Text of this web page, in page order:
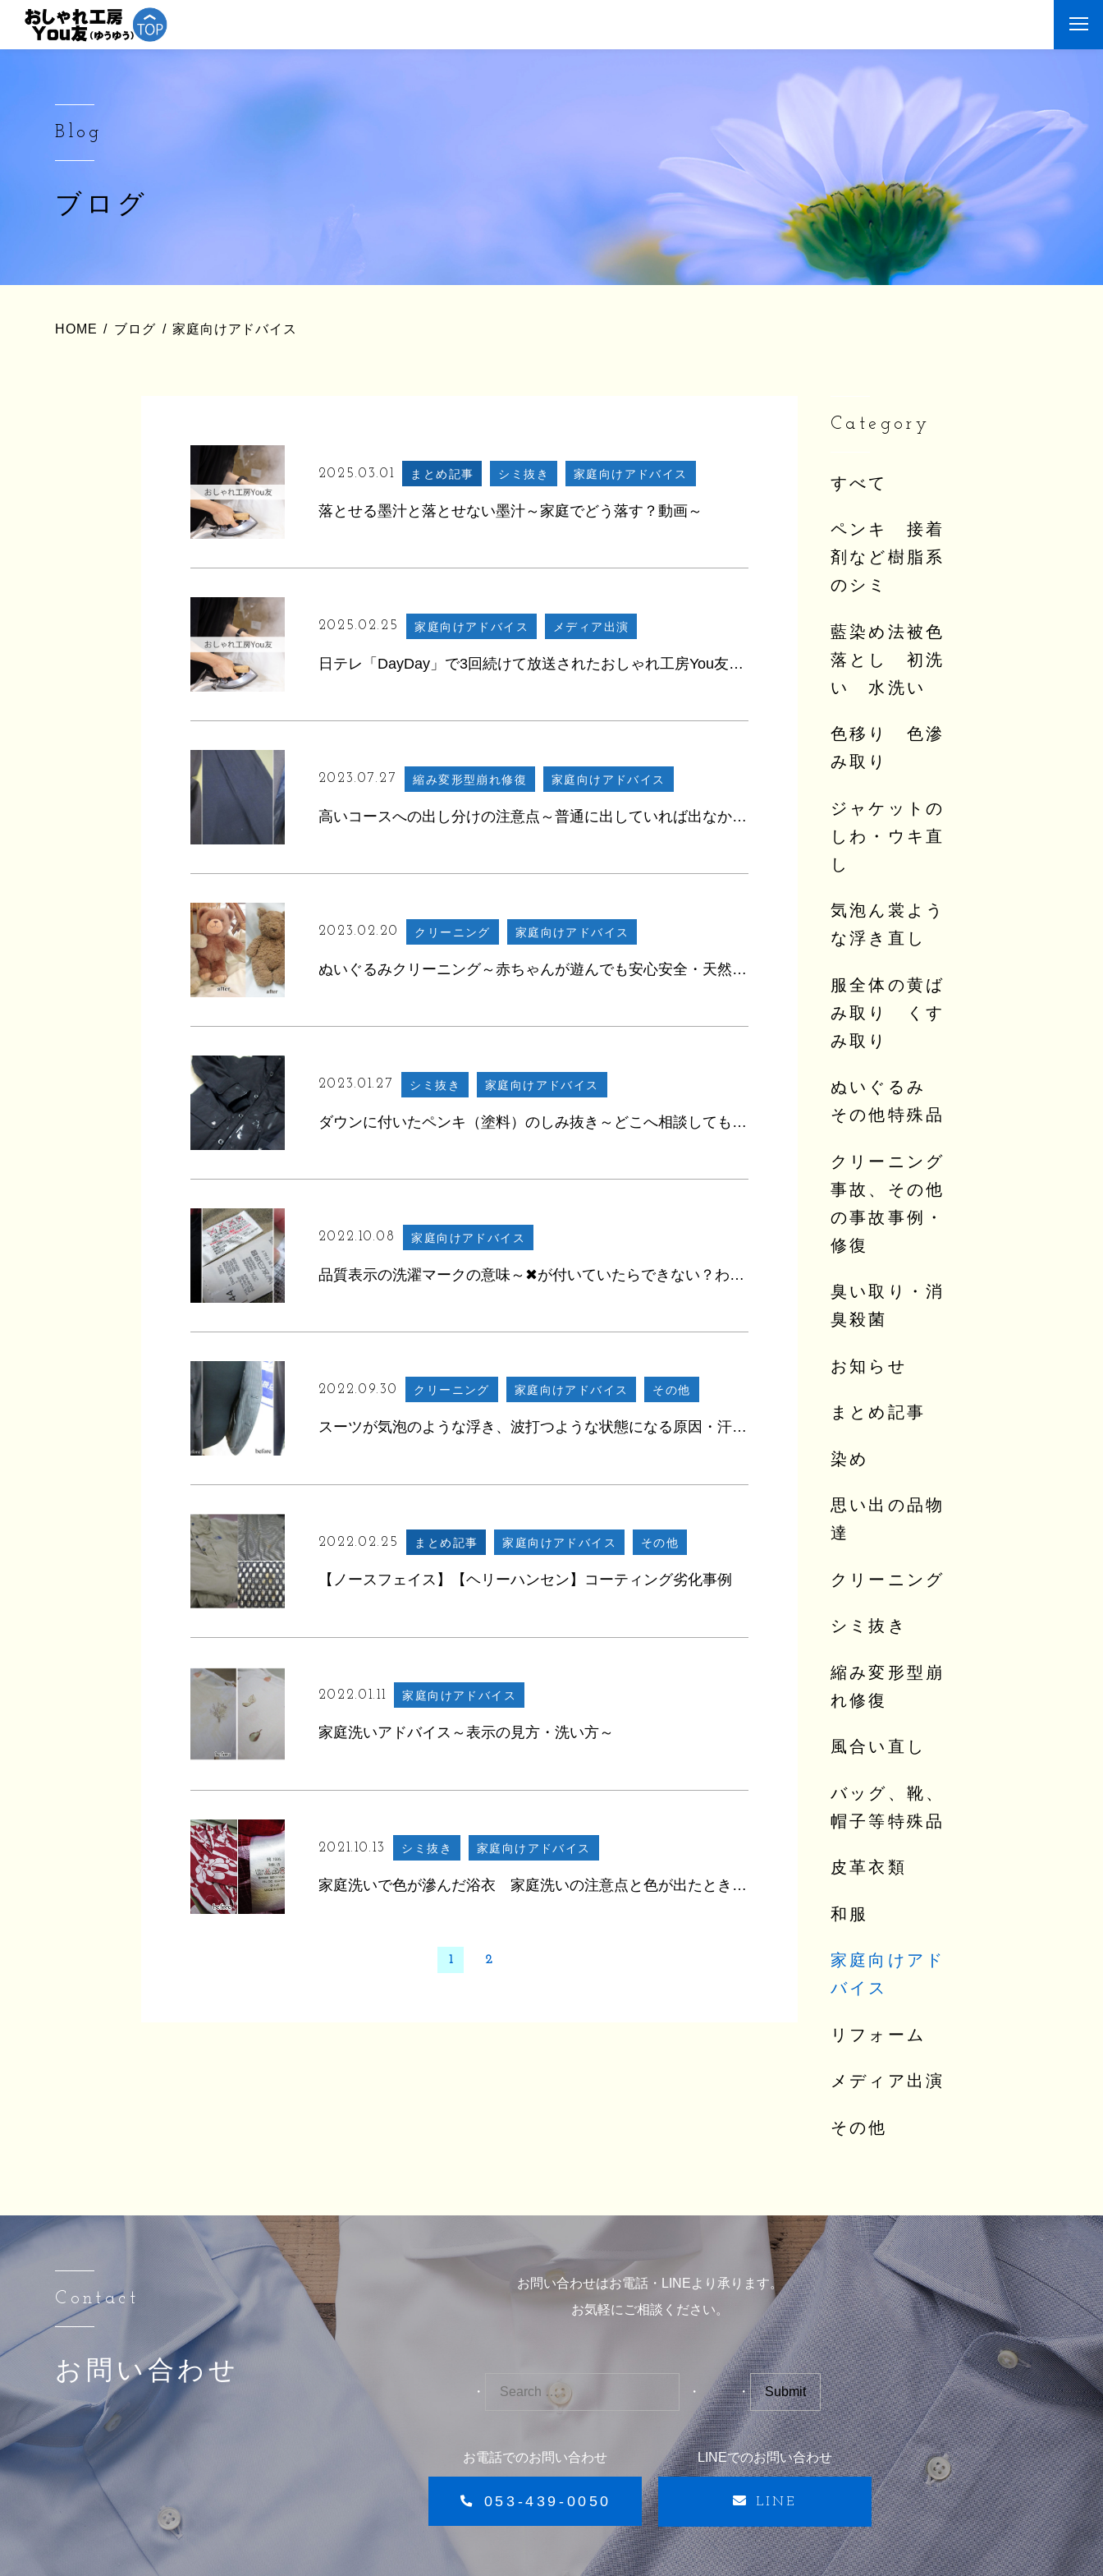
Blog
ブログ
HOME ブログ 家庭向けアドバイス
2025.03.01 まとめ記事 シミ抜き 家庭向けアドバイス
落とせる墨汁と落とせない墨汁～家庭でどう落す？動画～
2025.02.25 家庭向けアドバイス メディア出演
日テレ「DayDay」で3回続けて放送されたおしゃれ工房You友の「クイックしみ抜き！」ご紹介
2023.07.27 縮み変形型崩れ修復 家庭向けアドバイス
高いコースへの出し分けの注意点～普通に出していれば出なかった不具合～
2023.02.20 クリーニング 家庭向けアドバイス
ぬいぐるみクリーニング～赤ちゃんが遊んでも安心安全・天然素材でクリーニング！～
2023.01.27 シミ抜き 家庭向けアドバイス
ダウンに付いたペンキ（塗料）のしみ抜き～どこへ相談しても断られる理由～
2022.10.08 家庭向けアドバイス
品質表示の洗濯マークの意味～✖が付いていたらできない？わけじゃないんです～
2022.09.30 クリーニング 家庭向けアドバイス その他
スーツが気泡のような浮き、波打つような状態になる原因・汗取りなど依頼するときの注意点
2022.02.25 まとめ記事 家庭向けアドバイス その他
【ノースフェイス】【ヘリーハンセン】コーティング劣化事例
2022.01.11 家庭向けアドバイス
家庭洗いアドバイス～表示の見方・洗い方～
2021.10.13 シミ抜き 家庭向けアドバイス
家庭洗いで色が滲んだ浴衣 家庭洗いの注意点と色が出たときの対処方法
1 2
Category
すべて
ペンキ 接着
剤など樹脂系
のシミ
藍染め法被色
落とし 初洗
い 水洗い
色移り 色滲
み取り
ジャケットの
しわ・ウキ直
し
気泡ん裳よう
な浮き直し
服全体の黄ば
み取り くす
み取り
ぬいぐるみ
その他特殊品
クリーニング
事故、その他
の事故事例・
修復
臭い取り・消
臭殺菌
お知らせ
まとめ記事
染め
思い出の品物
達
クリーニング
シミ抜き
縮み変形型崩
れ修復
風合い直し
バッグ、靴、
帽子等特殊品
皮革衣類
和服
家庭向けアド
バイス
リフォーム
メディア出演
その他
Contact
お問い合わせ
お問い合わせはお電話・LINEより承ります。
お気軽にご相談ください。
お電話でのお問い合わせ
053-439-0050
LINEでのお問い合わせ
LINE